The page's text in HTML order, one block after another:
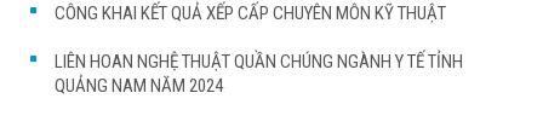
CÔNG KHAI KẾT QUẢ XẾP CẤP CHUYÊN MÔN KỸ THUẬT
LIÊN HOAN NGHỆ THUẬT QUẦN CHÚNG NGÀNH Y TẾ TỈNH
QUẢNG NAM NĂM 2024